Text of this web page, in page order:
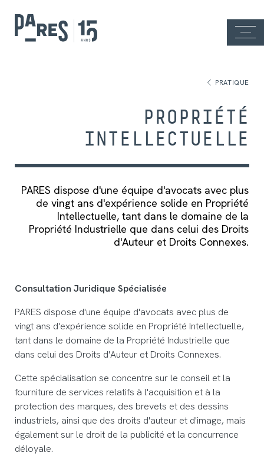
PRATIQUE
PROPRIÉTÉ
INTELLECTUELLE
PARES dispose d'une équipe d'avocats avec plus
de vingt ans d'expérience solide en Propriété
Intellectuelle, tant dans le domaine de la
Propriété Industrielle que dans celui des Droits
d'Auteur et Droits Connexes.
Consultation Juridique Spécialisée
PARES dispose d'une équipe d'avocats avec plus de
vingt ans d'expérience solide en Propriété Intellectuelle,
tant dans le domaine de la Propriété Industrielle que
dans celui des Droits d'Auteur et Droits Connexes.
Cette spécialisation se concentre sur le conseil et la
fourniture de services relatifs à l'acquisition et à la
protection des marques, des brevets et des dessins
industriels, ainsi que des droits d'auteur et d'image, mais
également sur le droit de la publicité et la concurrence
déloyale.